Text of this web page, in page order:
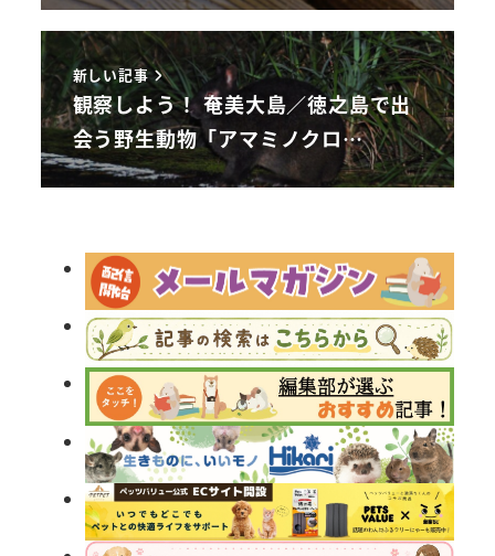
新しい記事
観察しよう！ 奄美大島／徳之島で出
会う野生動物「アマミノクロ…